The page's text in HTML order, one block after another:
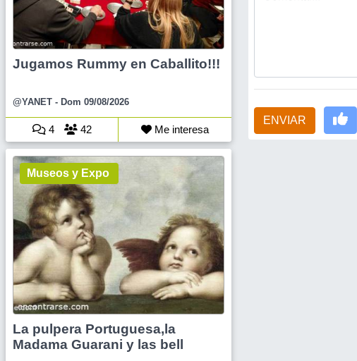
Jugamos Rummy en Caballito!!!
@YANET - Dom 09/08/2026
4 42 Me interesa
Museos y Expo
La pulpera Portuguesa,la
Madama Guarani y las bell
ENVIAR